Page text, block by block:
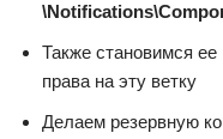
Также становимся
права на эту ветку
Делаем резервную